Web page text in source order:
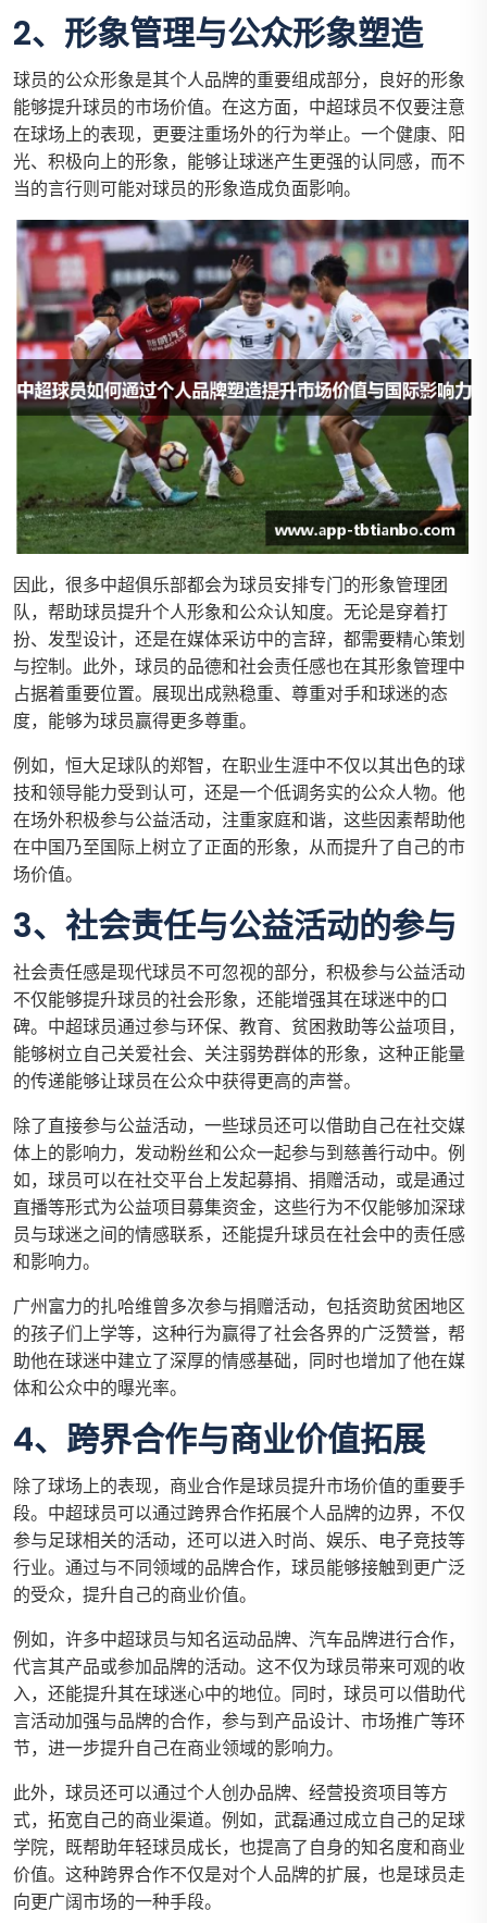
2、形象管理与公众形象塑造
球员的公众形象是其个人品牌的重要组成部分，良好的形象
能够提升球员的市场价值。在这方面，中超球员不仅要注意
在球场上的表现，更要注重场外的行为举止。一个健康、阳
光、积极向上的形象，能够让球迷产生更强的认同感，而不
当的言行则可能对球员的形象造成负面影响。
因此，很多中超俱乐部都会为球员安排专门的形象管理团
队，帮助球员提升个人形象和公众认知度。无论是穿着打
扮、发型设计，还是在媒体采访中的言辞，都需要精心策划
与控制。此外，球员的品德和社会责任感也在其形象管理中
占据着重要位置。展现出成熟稳重、尊重对手和球迷的态
度，能够为球员赢得更多尊重。
例如，恒大足球队的郑智，在职业生涯中不仅以其出色的球
技和领导能力受到认可，还是一个低调务实的公众人物。他
在场外积极参与公益活动，注重家庭和谐，这些因素帮助他
在中国乃至国际上树立了正面的形象，从而提升了自己的市
场价值。
3、社会责任与公益活动的参与
社会责任感是现代球员不可忽视的部分，积极参与公益活动
不仅能够提升球员的社会形象，还能增强其在球迷中的口
碑。中超球员通过参与环保、教育、贫困救助等公益项目，
能够树立自己关爱社会、关注弱势群体的形象，这种正能量
的传递能够让球员在公众中获得更高的声誉。
除了直接参与公益活动，一些球员还可以借助自己在社交媒
体上的影响力，发动粉丝和公众一起参与到慈善行动中。例
如，球员可以在社交平台上发起募捐、捐赠活动，或是通过
直播等形式为公益项目募集资金，这些行为不仅能够加深球
员与球迷之间的情感联系，还能提升球员在社会中的责任感
和影响力。
广州富力的扎哈维曾多次参与捐赠活动，包括资助贫困地区
的孩子们上学等，这种行为赢得了社会各界的广泛赞誉，帮
助他在球迷中建立了深厚的情感基础，同时也增加了他在媒
体和公众中的曝光率。
4、跨界合作与商业价值拓展
除了球场上的表现，商业合作是球员提升市场价值的重要手
段。中超球员可以通过跨界合作拓展个人品牌的边界，不仅
参与足球相关的活动，还可以进入时尚、娱乐、电子竞技等
行业。通过与不同领域的品牌合作，球员能够接触到更广泛
的受众，提升自己的商业价值。
例如，许多中超球员与知名运动品牌、汽车品牌进行合作，
代言其产品或参加品牌的活动。这不仅为球员带来可观的收
入，还能提升其在球迷心中的地位。同时，球员可以借助代
言活动加强与品牌的合作，参与到产品设计、市场推广等环
节，进一步提升自己在商业领域的影响力。
此外，球员还可以通过个人创办品牌、经营投资项目等方
式，拓宽自己的商业渠道。例如，武磊通过成立自己的足球
学院，既帮助年轻球员成长，也提高了自身的知名度和商业
价值。这种跨界合作不仅是对个人品牌的扩展，也是球员走
向更广阔市场的一种手段。